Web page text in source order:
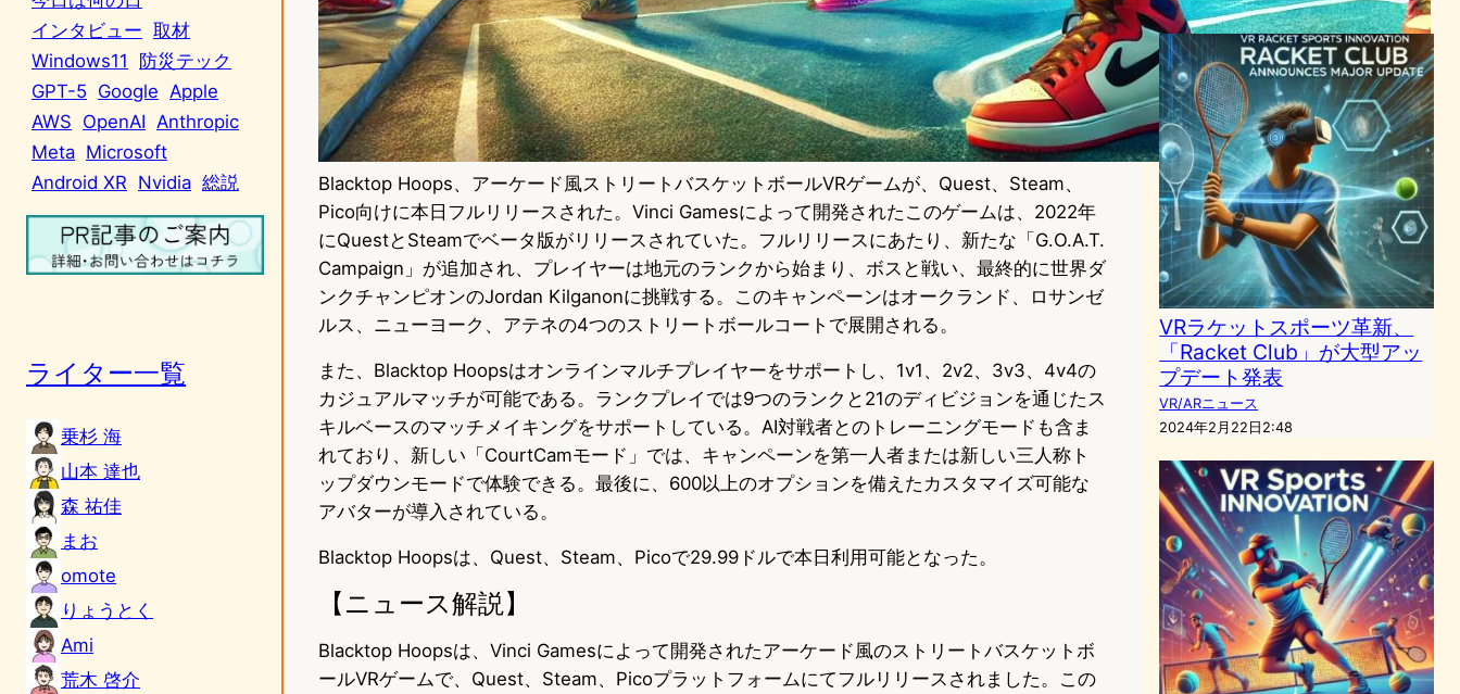
インタビュー 取材
Windows11
防災テック
GPT-5 Google Apple
AWS OpenAI Anthropic
Meta Microsoft
Android XR Nvidia 総説
ライター一覧
乗杉 海
山本 達也
森 祐佳
まお
omote
りょうとく
Ami
荒木 啓介
Blacktop Hoops、アーケード風ストリートバスケットボールVRゲームが、Quest、Steam、
Pico向けに本日フルリリースされた。Vinci Gamesによって開発されたこのゲームは、2022年
にQuestとSteamでベータ版がリリースされていた。フルリリースにあたり、新たな「G.O.A.T.
Campaign」が追加され、プレイヤーは地元のランクから始まり、ボスと戦い、最終的に世界ダ
ンクチャンピオンのJordan Kilganonに挑戦する。このキャンペーンはオークランド、ロサンゼ
ルス、ニューヨーク、アテネの4つのストリートボールコートで展開される。
また、Blacktop Hoopsはオンラインマルチプレイヤーをサポートし、1v1、2v2、3v3、4v4の
カジュアルマッチが可能である。ランクプレイでは9つのランクと21のディビジョンを通じたス
キルベースのマッチメイキングをサポートしている。AI対戦者とのトレーニングモードも含ま
れており、新しい「CourtCamモード」では、キャンペーンを第一人者または新しい三人称ト
ップダウンモードで体験できる。最後に、600以上のオプションを備えたカスタマイズ可能な
アバターが導入されている。
Blacktop Hoopsは、Quest、Steam、Picoで29.99ドルで本日利用可能となった。
【ニュース解説】
Blacktop Hoopsは、Vinci Gamesによって開発されたアーケード風のストリートバスケットボ
ールVRゲームで、Quest、Steam、Picoプラットフォームにてフルリリースされました。この
VRラケットスポーツ革新、
「Racket Club」が大型アッ
プデート発表
VR/ARニュース
2024年2月22日2:48